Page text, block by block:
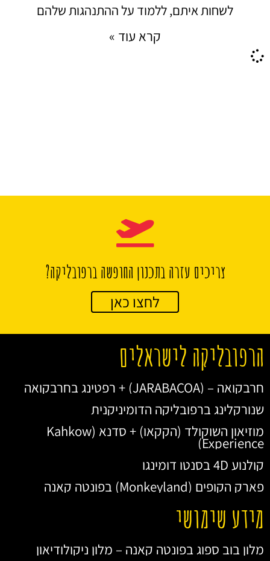
לשחות איתם, ללמוד על ההתנהגות שלהם
קרא עוד »
צריכים עזרה בתכנון החופשה ברפובליקה?
לחצו כאן
הרפובליקה לישראלים
חרבקואה – (JARABACOA) + רפטינג בחרבקואה
שנורקלינג ברפובליקה הדומיניקנית
מוזיאון השוקולד (הקקאו) + סדנא (Kahkow
Experience)
קולנוע 4D בסנטו דומינגו
פארק הקופים (Monkeyland) בפונטה קאנה
מידע שימושי
מלון בוב ספוג בפונטה קאנה – מלון ניקולודיאון